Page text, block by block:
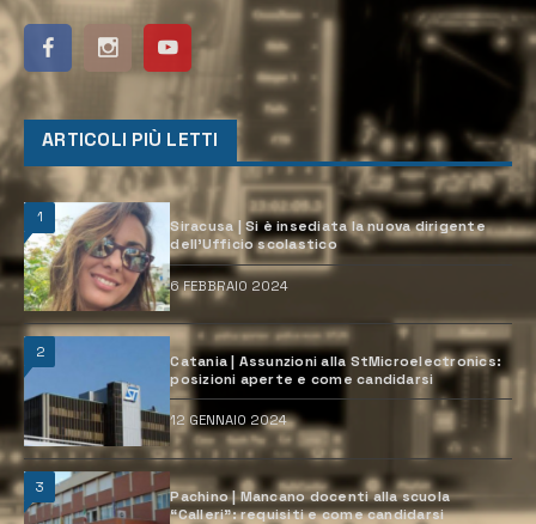
ARTICOLI PIÙ LETTI
1
Siracusa | Si è insediata la nuova dirigente
dell’Ufficio scolastico
6 FEBBRAIO 2024
2
Catania | Assunzioni alla StMicroelectronics:
posizioni aperte e come candidarsi
12 GENNAIO 2024
3
Pachino | Mancano docenti alla scuola
“Calleri”: requisiti e come candidarsi